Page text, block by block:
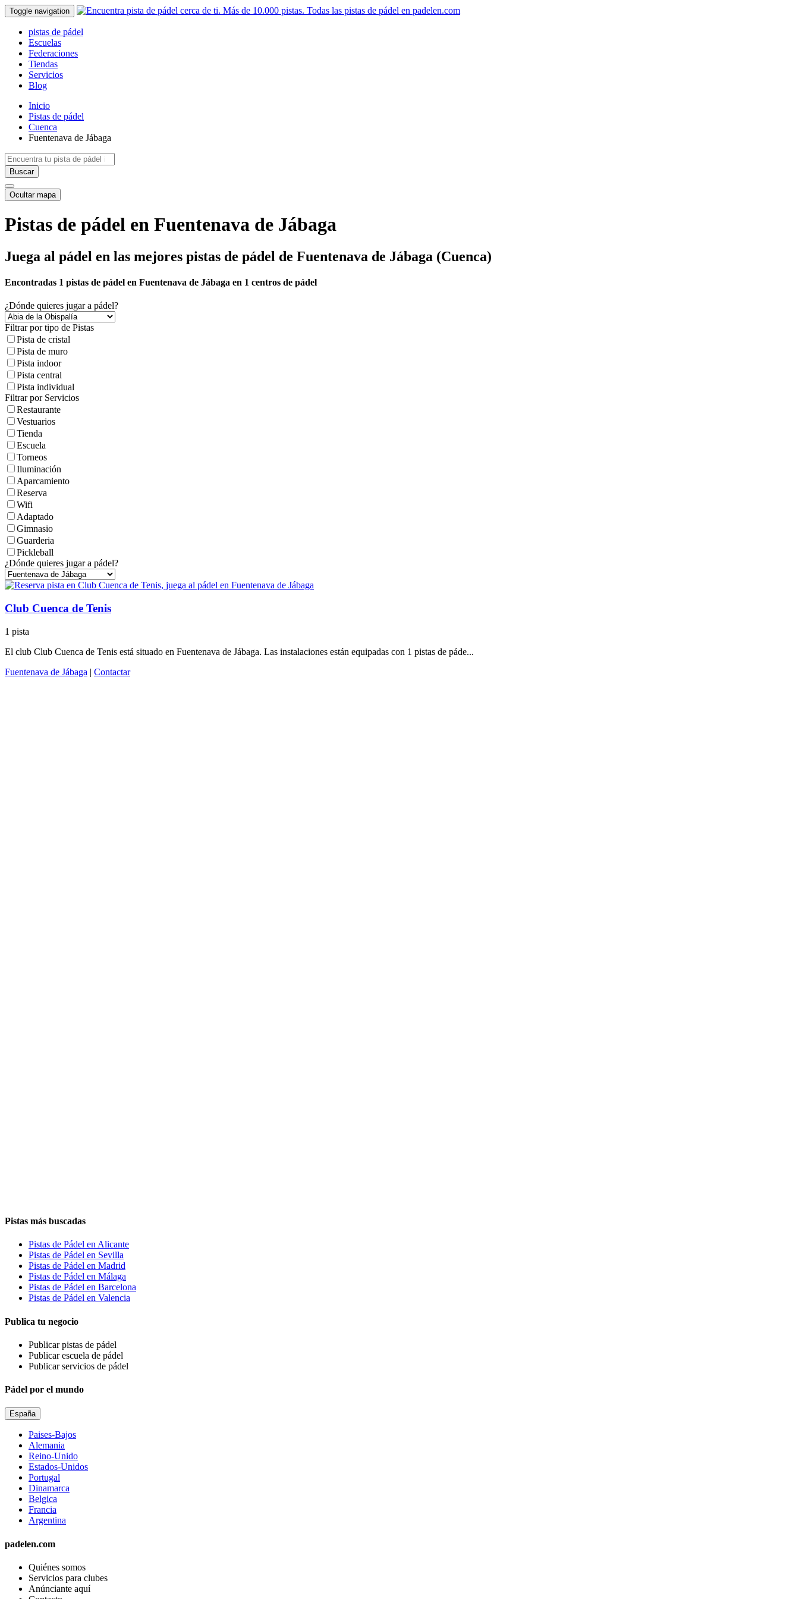
Toggle navigation
pistas de pádel
Escuelas
Federaciones
Tiendas
Servicios
Blog
Inicio
Pistas de pádel
Cuenca
Fuentenava de Jábaga
Buscar
Ocultar mapa
Pistas de pádel en Fuentenava de Jábaga
Juega al pádel en las mejores pistas de pádel de Fuentenava de Jábaga (Cuenca)
Encontradas 1 pistas de pádel en Fuentenava de Jábaga en 1 centros de pádel
¿Dónde quieres jugar a pádel?
Filtrar por tipo de Pistas
Pista de cristal
Pista de muro
Pista indoor
Pista central
Pista individual
Filtrar por Servicios
Restaurante
Vestuarios
Tienda
Escuela
Torneos
Iluminación
Aparcamiento
Reserva
Wifi
Adaptado
Gimnasio
Guarderia
Pickleball
¿Dónde quieres jugar a pádel?
Club Cuenca de Tenis
1 pista
El club Club Cuenca de Tenis está situado en Fuentenava de Jábaga. Las instalaciones están equipadas con 1 pistas de páde...
Fuentenava de Jábaga | Contactar
Pistas más buscadas
Pistas de Pádel en Alicante
Pistas de Pádel en Sevilla
Pistas de Pádel en Madrid
Pistas de Pádel en Málaga
Pistas de Pádel en Barcelona
Pistas de Pádel en Valencia
Publica tu negocio
Publicar pistas de pádel
Publicar escuela de pádel
Publicar servicios de pádel
Pádel por el mundo
España
Paises-Bajos
Alemania
Reino-Unido
Estados-Unidos
Portugal
Dinamarca
Belgica
Francia
Argentina
padelen.com
Quiénes somos
Servicios para clubes
Anúnciante aquí